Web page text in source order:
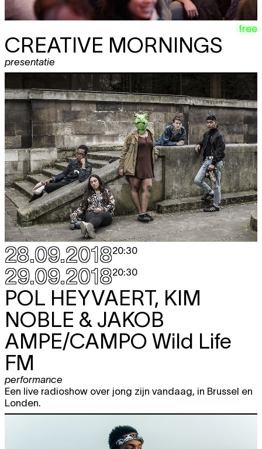
free
CREATIVE MORNINGS
presentatie
28.09.201820:30
29.09.201820:30
POL HEYVAERT, KIM
NOBLE & JAKOB
AMPE/CAMPO Wild Life
FM
performance
Een live radioshow over jong zijn vandaag, in Brussel en
Londen.